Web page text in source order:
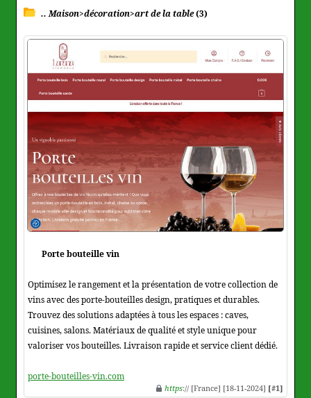
.. Maison>décoration>art de la table(3)
Porte bouteille vin
Optimisez le rangement et la présentation de votre collection de
vins avec des porte-bouteilles design, pratiques et durables.
Trouvez des solutions adaptées à tous les espaces : caves,
cuisines, salons. Matériaux de qualité et style unique pour
valoriser vos bouteilles. Livraison rapide et service client dédié.
porte-bouteilles-vin.com
https:// [France] [18-11-2024] [#1]